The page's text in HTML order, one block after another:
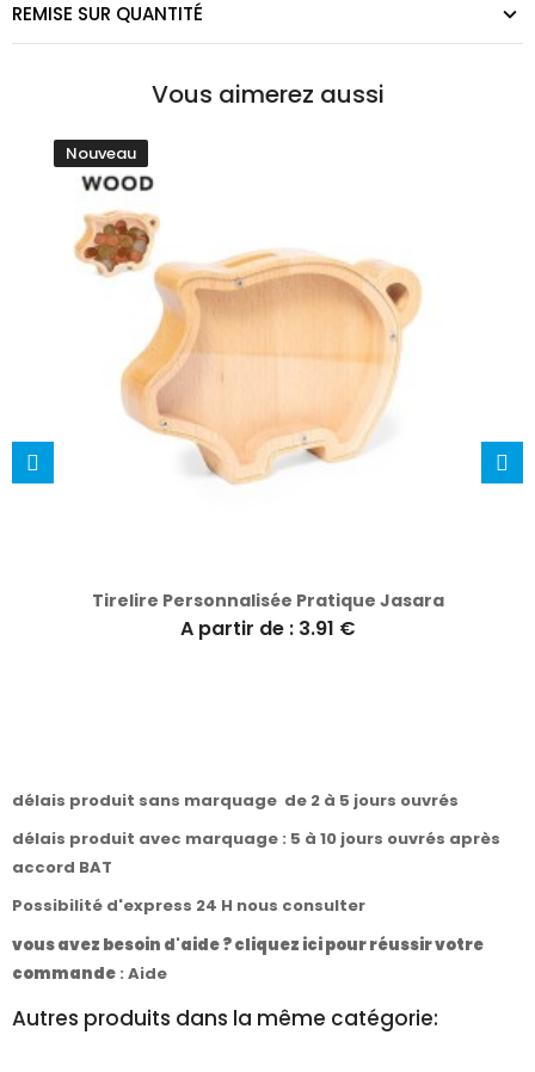
REMISE SUR QUANTITÉ
Vous aimerez aussi
Nouveau
Tirelire Personnalisée Pratique Jasara
A partir de : 3.91 €
délais produit sans marquage de 2 à 5 jours ouvrés
délais produit avec marquage : 5 à 10 jours ouvrés après
accord BAT
Possibilité d'express 24 H nous consulter
vous avez besoin d'aide ? cliquez ici pour réussir votre
commande : Aide
Autres produits dans la même catégorie: